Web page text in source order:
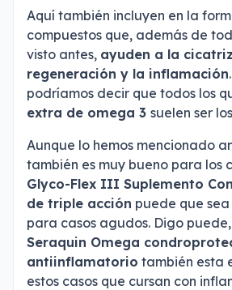
Aquí también incluyen en la
compuestos que, además de
visto antes, ayuden a la
regeneración y la inflamación
podríamos decir que todos los
extra de omega 3 suelen ser
Aunque lo hemos mencionado
también es muy bueno para los
Glyco-Flex III Suplemento
de triple acción puede que
para casos agudos. Digo
Seraquin Omega
antiinflamatorio también esta
estos casos que cursan con